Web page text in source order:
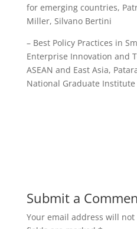
for emerging countries,
Miller, Silvano Bertini
– Best Policy Practices in
Enterprise Innovation and
ASEAN and East Asia,
National Graduate Institute
Submit a
Your email address will